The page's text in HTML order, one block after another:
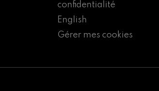
confidentialité
English
Gérer mes cookies